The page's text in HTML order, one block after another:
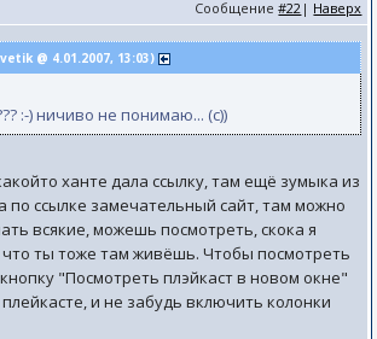
Сообщение#22 | Наверх
@ 4.01.2007, 13:03)
:-) ничиво не понимаю... (с))
ханте дала ссылку, там ещё зумыка из
по ссылке замечательный сайт, там можно
всякие, можешь посмотреть, скока я
что ты тоже там живёшь. Чтобы посмотреть
"Посмотреть плэйкаст в новом окне"
и не забудь включить колонки